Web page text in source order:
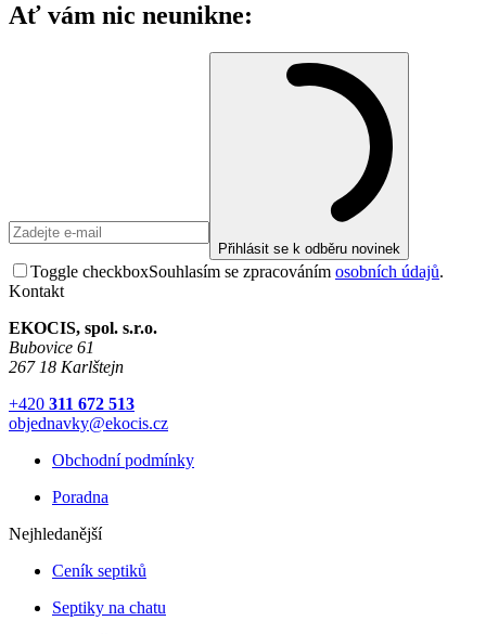
Ať vám nic neunikne:
Přihlásit se k odběru novinek
Toggle checkboxSouhlasím se zpracováním osobních údajů.
Kontakt
EKOCIS, spol. s.r.o.
Bubovice 61
267 18 Karlštejn
+420 311 672 513
objednavky@ekocis.cz
Obchodní podmínky
Poradna
Nejhledanější
Ceník septiků
Septiky na chatu